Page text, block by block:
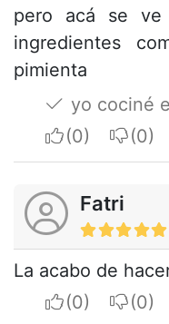
pero acá se ve
ingredientes
pimienta
yo cociné
I apreciate
I do
Fatri
La acabo de
I apreciate
I do